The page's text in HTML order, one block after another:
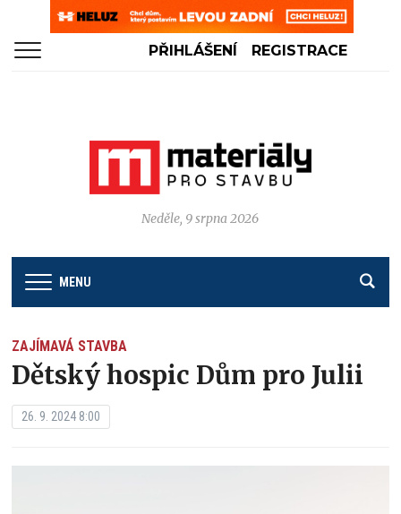
PŘIHLÁŠENÍ REGISTRACE
Neděle, 9 srpna 2026
MENU
ZAJÍMAVÁ STAVBA
Dětský hospic Dům pro Julii
26. 9. 2024 8:00